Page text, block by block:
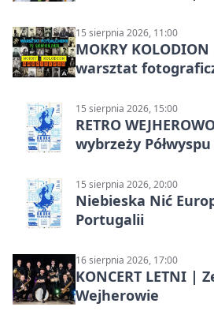
15 sierpnia 2026, 11:00
MOKRY KOLODION
warsztat
15 sierpnia 2026, 15:00
RETRO
wybrzeży
15 sierpnia 2026, 20:00
Niebieska Nić
Portugalii
16 sierpnia 2026, 17:00
KONCERT LETNI |
Wejherowie